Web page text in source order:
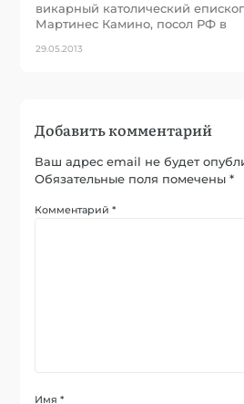
викарный католический
Мартинес Камино, посол РФ в
29.05.2013
Добавить комментарий
Ваш адрес email не будет
Обязательные поля помечены*
Комментарий*
Имя*